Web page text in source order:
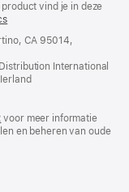
vind je in deze
nieuw
geopend)
CA 95014,
International
(wordt
in
voor meer informatie
en beheren van oude